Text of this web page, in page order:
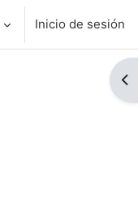
Inicio de sesión